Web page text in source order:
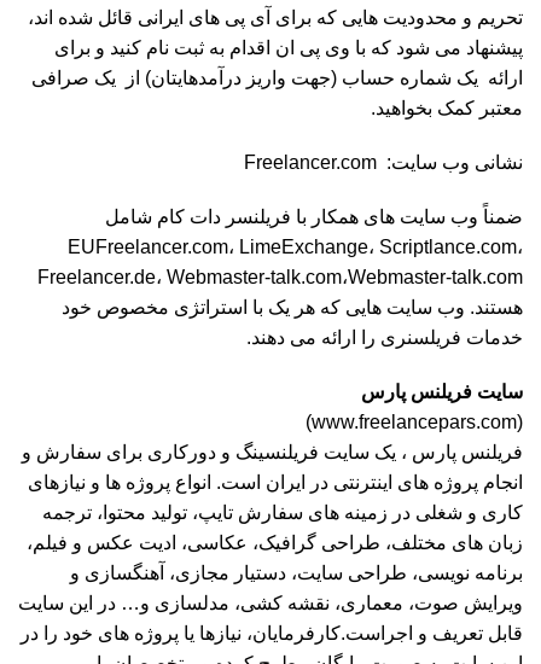
تحریم و محدودیت هایی که برای آی پی های ایرانی قائل شده اند،
پیشنهاد می شود که با وی پی ان اقدام به ثبت نام کنید و برای
ارائه یک شماره حساب (جهت واریز درآمدهایتان) از یک صرافی
معتبر کمک بخواهید.
نشانی وب سایت: Freelancer.com
ضمناً وب سایت های همکار با فریلنسر دات کام شامل
EUFreelancer.com، LimeExchange، Scriptlance.com،
Freelancer.de، Webmaster-talk.com،Webmaster-talk.com
هستند. وب سایت هایی که هر یک با استراتژی مخصوص خود
خدمات فریلسنری را ارائه می دهند.
سایت فریلنس پارس
(www.freelancepars.com)
فریلنس پارس ، یک سایت فریلنسینگ و دورکاری برای سفارش و
انجام پروژه های اینترنتی در ایران است. انواع پروژه ها و نیازهای
کاری و شغلی در زمینه های سفارش تایپ، تولید محتوا، ترجمه
زبان های مختلف، طراحی گرافیک، عکاسی، ادیت عکس و فیلم،
برنامه نویسی، طراحی سایت، دستیار مجازی، آهنگسازی و
ویرایش صوت، معماری، نقشه کشی، مدلسازی و… در این سایت
قابل تعریف و اجراست.کارفرمایان، نیازها یا پروژه های خود را در